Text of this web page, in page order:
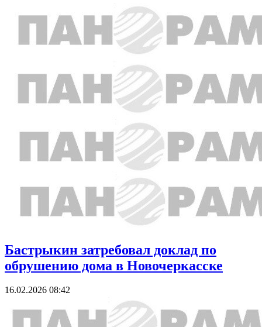
Бастрыкин затребовал доклад по
обрушению дома в Новочеркасске
16.02.2026 08:42